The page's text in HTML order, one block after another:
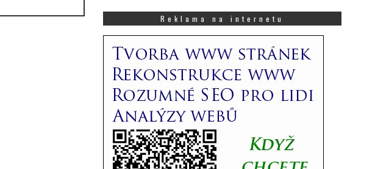
zajímá
Reklama na internetu